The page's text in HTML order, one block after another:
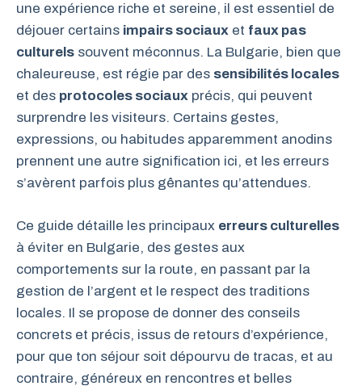
une expérience riche et sereine, il est essentiel de
déjouer certains impairs sociaux et faux pas
culturels souvent méconnus. La Bulgarie, bien que
chaleureuse, est régie par des sensibilités locales
et des protocoles sociaux précis, qui peuvent
surprendre les visiteurs. Certains gestes,
expressions, ou habitudes apparemment anodins
prennent une autre signification ici, et les erreurs
s’avèrent parfois plus gênantes qu’attendues.
Ce guide détaille les principaux erreurs culturelles
à éviter en Bulgarie, des gestes aux
comportements sur la route, en passant par la
gestion de l’argent et le respect des traditions
locales. Il se propose de donner des conseils
concrets et précis, issus de retours d’expérience,
pour que ton séjour soit dépourvu de tracas, et au
contraire, généreux en rencontres et belles